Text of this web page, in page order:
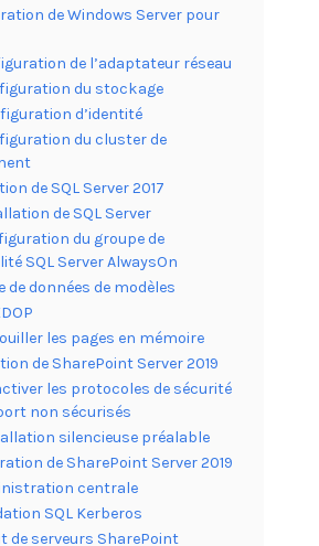
de Windows Server pour
de l’adaptateur réseau
du stockage
d’identité
du cluster de
de SQL Server 2017
de SQL Server
du groupe de
SQL Server AlwaysOn
de données de modèles
les pages en mémoire
de SharePoint Server 2019
les protocoles de sécurité
non sécurisés
silencieuse préalable
de SharePoint Server 2019
centrale
SQL Kerberos
de serveurs SharePoint